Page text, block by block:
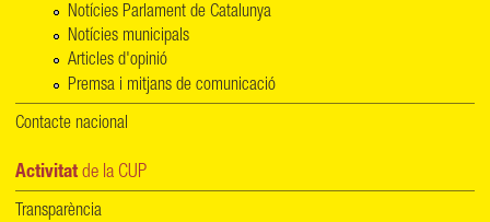
Notícies Parlament de Catalunya
Notícies municipals
Articles d'opinió
Premsa i mitjans de comunicació
Contacte nacional
Activitat de la CUP
Transparència